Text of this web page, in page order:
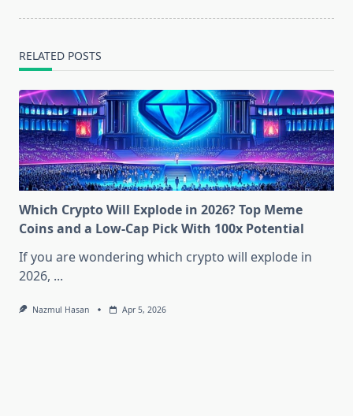
text">Page</span>
RELATED POSTS
Which Crypto Will Explode in 2026? Top Meme
Coins and a Low-Cap Pick With 100x Potential
If you are wondering which crypto will explode in
2026, ...
Nazmul Hasan Apr 5, 2026